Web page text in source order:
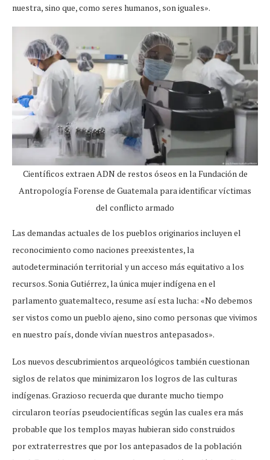
nuestra, sino que, como seres humanos, son iguales».
Científicos extraen ADN de restos óseos en la Fundación de
Antropología Forense de Guatemala para identificar víctimas
del conflicto armado
Las demandas actuales de los pueblos originarios incluyen el
reconocimiento como naciones preexistentes, la
autodeterminación territorial y un acceso más equitativo a los
recursos. Sonia Gutiérrez, la única mujer indígena en el
parlamento guatemalteco, resume así esta lucha: «No debemos
ser vistos como un pueblo ajeno, sino como personas que vivimos
en nuestro país, donde vivían nuestros antepasados».
Los nuevos descubrimientos arqueológicos también cuestionan
siglos de relatos que minimizaron los logros de las culturas
indígenas. Grazioso recuerda que durante mucho tiempo
circularon teorías pseudocientíficas según las cuales era más
probable que los templos mayas hubieran sido construidos
por extraterrestres que por los antepasados de la población